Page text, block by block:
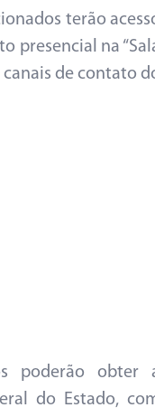
terão
presencial na
de contato
poderão obter
do Estado,